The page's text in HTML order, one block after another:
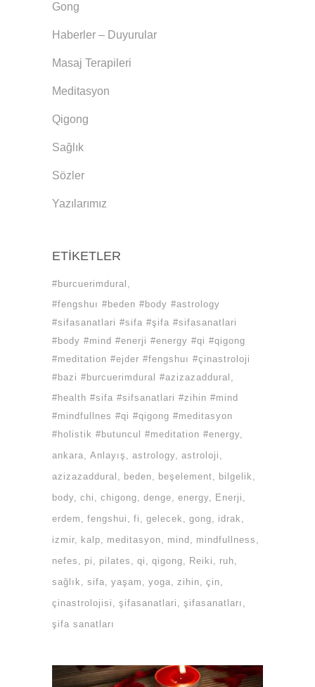
Gong
Haberler – Duyurular
Masaj Terapileri
Meditasyon
Qigong
Sağlık
Sözler
Yazılarımız
ETIKETLER
#burcuerimdural
#fengshuı #beden #body #astrology
#sifasanatlari #sifa #şifa #sifasanatlari
#body #mind #enerji #energy #qi #qigong
#meditation #ejder #fengshuı #çinastroloji
#bazi #burcuerimdural #azizazaddural
#health #sifa #sifsanatlari #zihin #mind
#mindfullnes #qi #qigong #meditasyon
#holistik #butuncul #meditation #energy
ankara
Anlayış astrology astroloji
azizazaddural
beden beşelement
bilgelik
body chi chigong denge energy
Enerji
erdem
fengshui fi gelecek gong
idrak
izmir
kalp meditasyon mind
mindfullness
nefes
pi pilates qi qigong Reiki
ruh
sağlık
sifa yaşam yoga zihin
çin
çinastrolojisi
şifasanatlari
şifasanatları
şifa sanatları